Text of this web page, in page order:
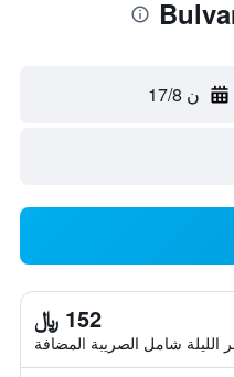
ن 17/8
152 ﷼
الليلة شامل الصريبة المضافة